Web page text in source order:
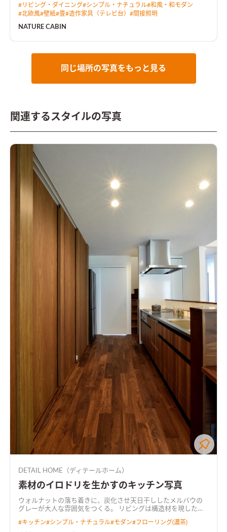
#リビング・ダイニング#シンプル・ナチュラル#和風・和モダン
#北欧風#壁紙#畳#造作家具（テレビ台） #間接照明
NATURE CABIN
同じ場所の写真をもっと見る
関連するスタイルの写真
DETAIL HOME（ディテールホーム）
素材のイロドリを生かすのキッチン写真
ウォルナットの落ち着きに、炭化させ天日干ししたメルバウの
グレーが大人な雰囲気をつくる。 リビングは構造材を現した勾
ウ、塗り壁を使用し素材感を大切に。
#キッチン#シンプル・ナチュラル#モダン# フローリング(濃茶)